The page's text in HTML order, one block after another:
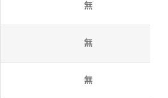
無
無
無